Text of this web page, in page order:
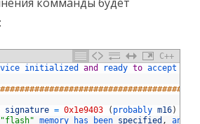
C++
initialized and ready to accept
signature = 0x1e9403 ( probably m16)
"flash" memory has been specified , an